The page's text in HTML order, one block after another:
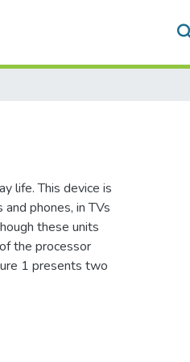
life. This device is
phones, in TVs
these units
the processor
1 presents two